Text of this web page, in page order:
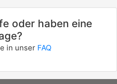
oder haben eine
in unser FAQ